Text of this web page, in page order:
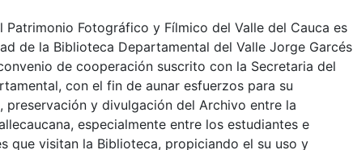
Patrimonio Fotográfico y Fílmico del Valle del Cauca es
de la Biblioteca Departamental del Valle Jorge Garcés
de cooperación suscrito con la Secretaria del
con el fin de aunar esfuerzos para su
preservación y divulgación del Archivo entre la
especialmente entre los estudiantes e
que visitan la Biblioteca, propiciando el su uso y